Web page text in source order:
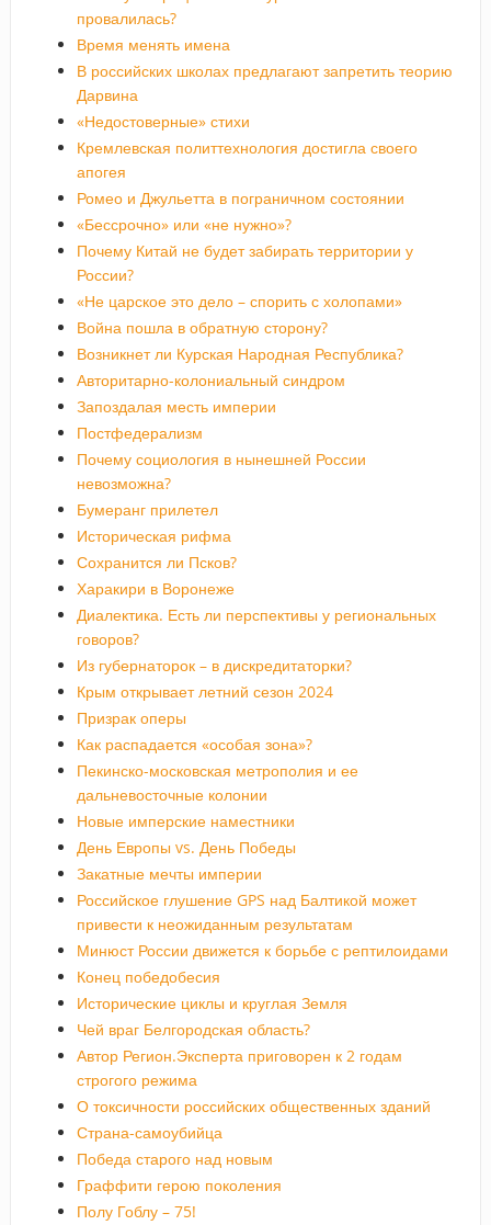
провалилась?
Время менять имена
В российских школах предлагают запретить теорию
Дарвина
«Недостоверные» стихи
Кремлевская политтехнология достигла своего
апогея
Ромео и Джульетта в пограничном состоянии
«Бессрочно» или «не нужно»?
Почему Китай не будет забирать территории у
России?
«Не царское это дело – спорить с холопами»
Война пошла в обратную сторону?
Возникнет ли Курская Народная Республика?
Авторитарно-колониальный синдром
Запоздалая месть империи
Постфедерализм
Почему социология в нынешней России
невозможна?
Бумеранг прилетел
Историческая рифма
Сохранится ли Псков?
Харакири в Воронеже
Диалектика. Есть ли перспективы у региональных
говоров?
Из губернаторок – в дискредитаторки?
Крым открывает летний сезон 2024
Призрак оперы
Как распадается «особая зона»?
Пекинско-московская метрополия и ее
дальневосточные колонии
Новые имперские наместники
День Европы vs. День Победы
Закатные мечты империи
Российское глушение GPS над Балтикой может
привести к неожиданным результатам
Минюст России движется к борьбе с рептилоидами
Конец победобесия
Исторические циклы и круглая Земля
Чей враг Белгородская область?
Автор Регион.Эксперта приговорен к 2 годам
строгого режима
О токсичности российских общественных зданий
Страна-самоубийца
Победа старого над новым
Граффити герою поколения
Полу Гоблу – 75!